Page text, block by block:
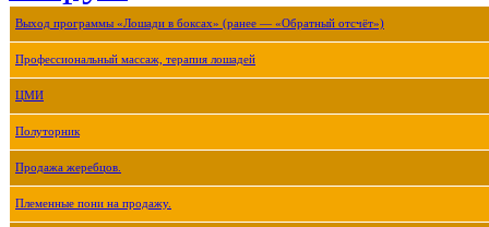
Выход программы «Лошади в боксах» (ранее — «Обратный отсчёт»)
Профессиональный массаж, терапия лошадей
ЦМИ
Полуторник
Продажа жеребцов.
Племенные пони на продажу.